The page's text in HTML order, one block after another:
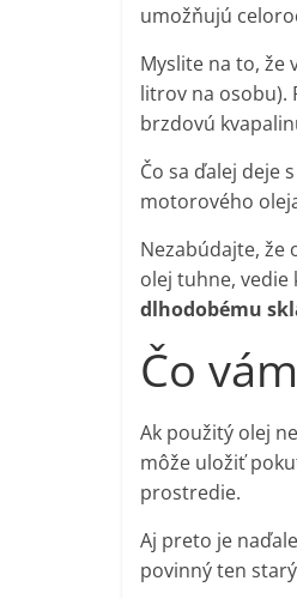
umožňujú
Myslite na to, že
litrov na osobu).
brzdovú
Čo sa ďalej deje
motorového
Nezabúdajte, že
olej tuhne, vedie
dlhodobému
Čo
Ak použitý olej
môže uložiť
prostredie.
Aj preto je
povinný ten